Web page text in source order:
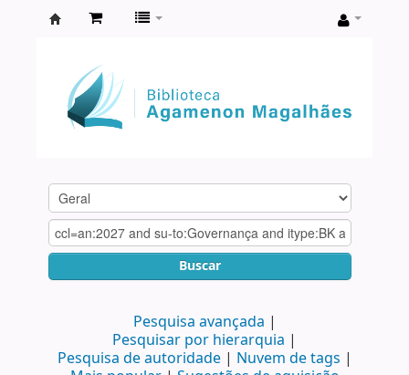
Agamenon
Magalhães
Buscar
Pesquisa avançada
Pesquisar por hierarquia
Pesquisa de autoridade
Nuvem de tags